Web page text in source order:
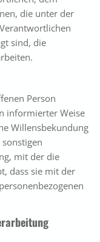
die unter der
sind, die
Person
informierter Weise
Willensbekundung
mit der die
dass sie mit der